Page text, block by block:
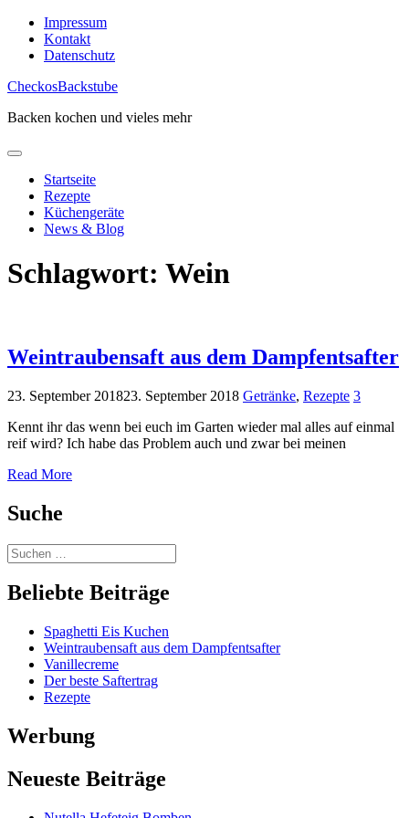
Skip
content
Impressum
Kontakt
Datenschutz
CheckosBackstube
Backen kochen und vieles mehr
Startseite
Rezepte
Küchengeräte
News & Blog
Schlagwort: Wein
Weintraubensaft aus dem Dampfentsafter
23. September 201823. September 2018 Getränke, Rezepte 3
Kennt ihr das wenn bei euch im Garten wieder mal alles auf einmal
reif wird? Ich habe das Problem auch und zwar bei meinen
Read More
Suche
Beliebte Beiträge
Spaghetti Eis Kuchen
Weintraubensaft aus dem Dampfentsafter
Vanillecreme
Der beste Saftertrag
Rezepte
Werbung
Neueste Beiträge